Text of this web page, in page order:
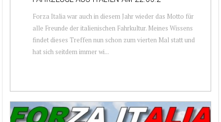
Forza Italia war auch in diesem Jahr wieder das Motto für
alle Freunde der italienischen Fahrkultur. Meines Wissens
findet dieses Treffen nun schon zum vierten Mal statt und
hat sich seitdem immer wi...